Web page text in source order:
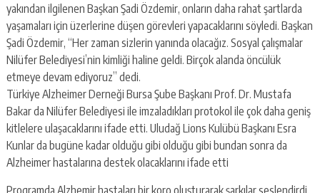
yakından ilgilenen Başkan Şadi Özdemir, onların daha rahat şartlarda
yaşamaları için üzerlerine düşen görevleri yapacaklarını söyledi. Başkan
Şadi Özdemir, “Her zaman sizlerin yanında olacağız. Sosyal çalışmalar
Nilüfer Belediyesi’nin kimliği haline geldi. Birçok alanda öncülük
etmeye devam ediyoruz” dedi.
Türkiye Alzheimer Derneği Bursa Şube Başkanı Prof. Dr. Mustafa
Bakar da Nilüfer Belediyesi ile imzaladıkları protokol ile çok daha geniş
kitlelere ulaşacaklarını ifade etti. Uludağ Lions Kulübü Başkanı Esra
Kunlar da bugüne kadar olduğu gibi olduğu gibi bundan sonra da
Alzheimer hastalarına destek olacaklarını ifade etti
Programda Alzhemir hastaları bir koro oluşturarak şarkılar seslendirdi.